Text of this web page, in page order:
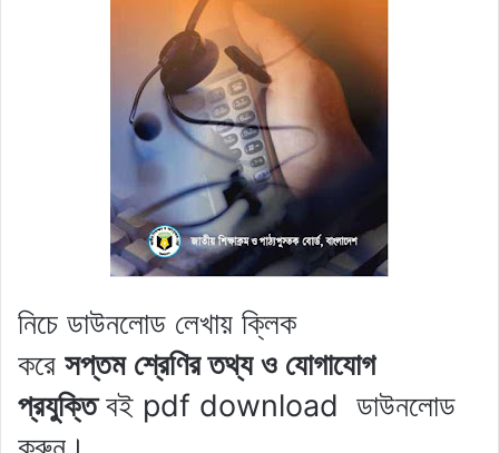
নিচে ডাউনলোড লেখায় ক্লিক
করে সপ্তম শ্রেণির তথ্য ও যোগাযোগ
প্রযুক্তিবই pdf download ডাউনলোড